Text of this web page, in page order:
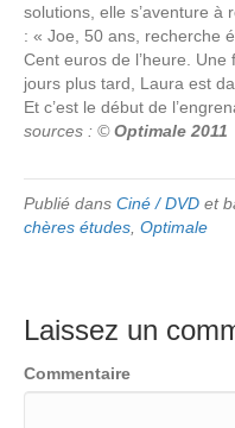
solutions, elle s’aventure
: « Joe, 50 ans, recherche
Cent euros de l’heure.
jours plus tard, Laura est
Et c’est le début de
sources : ©Optimale 2011
Publié dans Ciné / DVD et
chères études Optimale
Laissez un
Commentaire